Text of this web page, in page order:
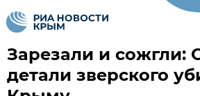
Зарезали и сожгли:
детали зверского